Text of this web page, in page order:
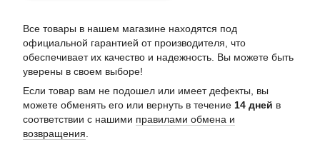
Все товары в нашем магазине находятся под
официальной гарантией от производителя, что
обеспечивает их качество и надежность. Вы можете быть
уверены в своем выборе!
Если товар вам не подошел или имеет дефекты, вы
можете обменять его или вернуть в течение 14 дней в
соответствии с нашими правилами обмена и
возвращения